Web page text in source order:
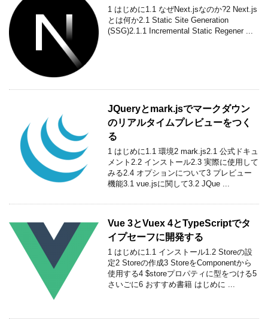
1 はじめに1.1 なぜNext.jsなのか?2 Next.js
とは何か2.1 Static Site Generation
(SSG)2.1.1 Incremental Static Regener ...
JQueryとmark.jsでマークダウン
のリアルタイムプレビューをつく
る
1 はじめに1.1 環境2 mark.js2.1 公式ドキュ
メント2.2 インストール2.3 実際に使用して
みる2.4 オプションについて3 プレビュー
機能3.1 vue.jsに関して3.2 JQue ...
Vue 3とVuex 4とTypeScriptでタ
イプセーフに開発する
1 はじめに1.1 インストール1.2 Storeの設
定2 Storeの作成3 StoreをComponentから
使用する4 $storeプロパティに型をつける5
さいごに6 おすすめ書籍 はじめに ...